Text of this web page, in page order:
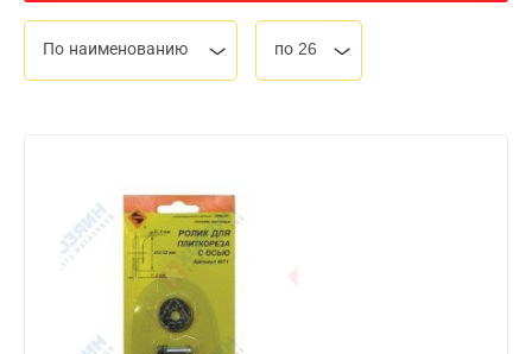
По наименованию по 26